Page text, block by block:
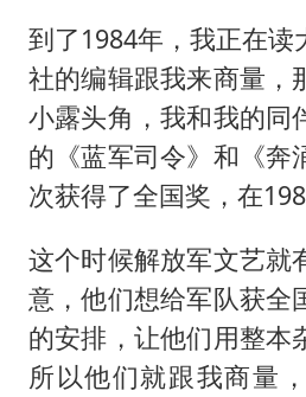
到了1984年，我正在读
社的编辑跟我来商量，
小露头角，我和我的同
的《蓝军司令》和《奔
次获得了全国奖，在
这个时候解放军文艺就
意，他们想给军队获全
的安排，让他们用整本
所以他们就跟我商量